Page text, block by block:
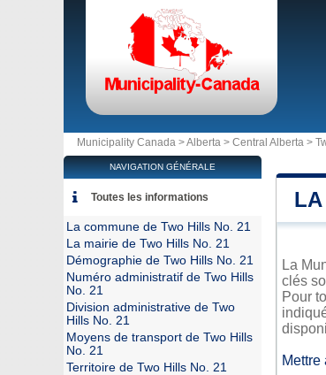
Municipality Canada >Alberta > Central Alberta >
LA
La
clés
Pour
Mettre
NAVIGATION GÉNÉRALE
Toutes les informations
La commune de Two Hills No. 21
La mairie de Two Hills No. 21
Démographie de Two Hills No. 21
Numéro administratif de Two Hills
No. 21
Division administrative de Two
Hills No. 21
Moyens de transport de Two Hills
No. 21
Territoire de Two Hills No. 21